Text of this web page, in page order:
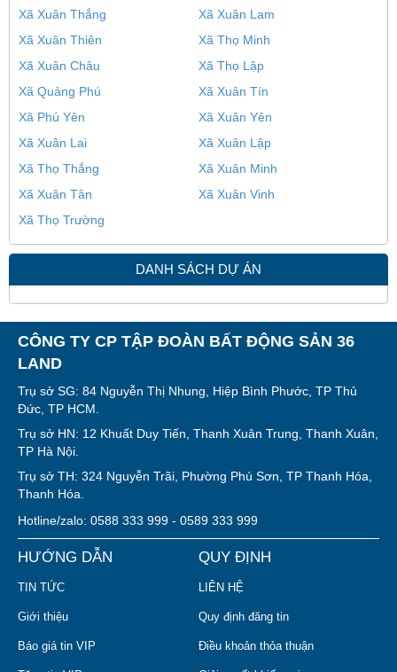
Xã Xuân Thắng
Xã Xuân Lam
Xã Xuân Thiên
Xã Thọ Minh
Xã Xuân Châu
Xã Thọ Lập
Xã Quảng Phú
Xã Xuân Tín
Xã Phú Yên
Xã Xuân Yên
Xã Xuân Lai
Xã Xuân Lập
Xã Thọ Thắng
Xã Xuân Minh
Xã Xuân Tân
Xã Xuân Vinh
Xã Thọ Trường
DANH SÁCH DỰ ÁN
CÔNG TY CP TẬP ĐOÀN BẤT ĐỘNG SẢN 36
LAND
Trụ sở SG: 84 Nguyễn Thị Nhung, Hiệp Bình Phước, TP Thủ
Đức, TP HCM.
Trụ sở HN: 12 Khuất Duy Tiến, Thanh Xuân Trung, Thanh Xuân,
TP Hà Nội.
Trụ sở TH: 324 Nguyễn Trãi, Phường Phú Sơn, TP Thanh Hóa,
Thanh Hóa.
Hotline/zalo: 0588 333 999 - 0589 333 999
HƯỚNG DẪN
TIN TỨC
Giới thiệu
Báo giá tin VIP
QUY ĐỊNH
LIÊN HỆ
Quy định đăng tin
Điều khoản thỏa thuận